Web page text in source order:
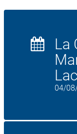
La
04/